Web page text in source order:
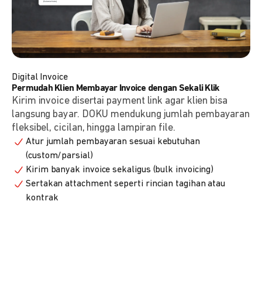
Digital Invoice
Permudah Klien Membayar Invoice dengan Sekali Klik
Kirim invoice disertai payment link agar klien bisa
langsung bayar. DOKU mendukung jumlah pembayaran
fleksibel, cicilan, hingga lampiran file.
Atur jumlah pembayaran sesuai kebutuhan
(custom/parsial)
Kirim banyak invoice sekaligus (bulk invoicing)
Sertakan attachment seperti rincian tagihan atau
kontrak